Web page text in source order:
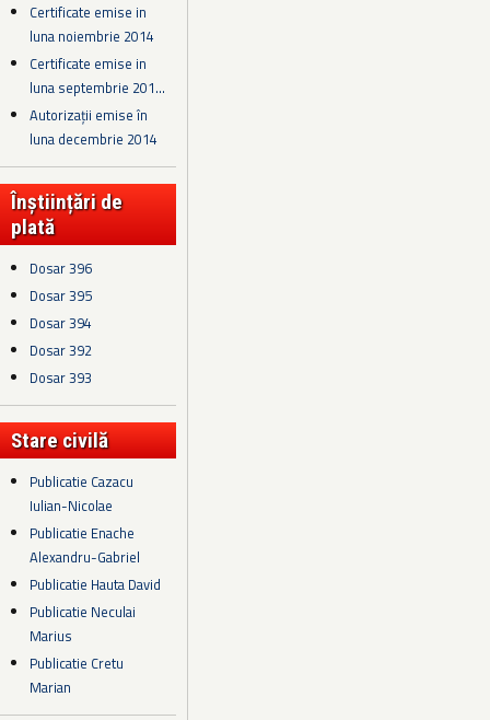
Certificate emise in
luna noiembrie 2014
Certificate emise in
luna septembrie 201...
Autorizații emise în
luna decembrie 2014
Înștiințări de
plată
Dosar 396
Dosar 395
Dosar 394
Dosar 392
Dosar 393
Stare civilă
Publicatie Cazacu
Iulian-Nicolae
Publicatie Enache
Alexandru-Gabriel
Publicatie Hauta David
Publicatie Neculai
Marius
Publicatie Cretu
Marian